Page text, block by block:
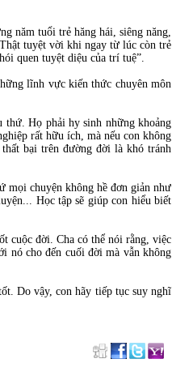
năm tuổi trẻ hăng hái, siêng năng,
tuyệt vời khi ngay từ lúc còn trẻ
quen tuyệt diệu của trí tuệ”.
lĩnh vực kiến thức chuyên môn
thứ. Họ phải hy sinh những khoảng
rất hữu ích, mà nếu con không
bại trên đường đời là khó tránh
mọi chuyện không hề đơn giản như
Học tập sẽ giúp con hiểu biết
cuộc đời. Cha có thể nói rằng, việc
nó cho đến cuối đời mà vẫn không
Do vậy, con hãy tiếp tục suy nghĩ